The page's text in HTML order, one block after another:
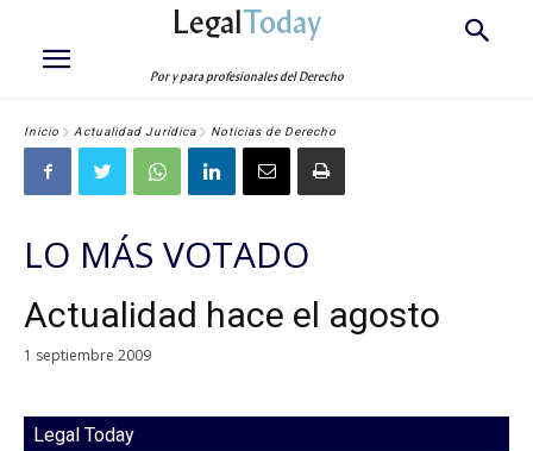
LegalToday
Por y para profesionales del Derecho
Inicio Actualidad Jurídica Noticias de Derecho
LO MÁS VOTADO
Actualidad hace el agosto
1 septiembre 2009
Legal Today